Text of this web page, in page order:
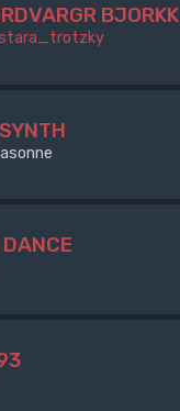
BJORKK